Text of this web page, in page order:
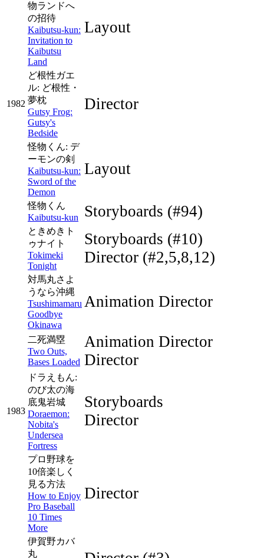
物ランドへ
の招待
Kaibutsu-kun:
Invitation to
Kaibutsu
Land
Layout
1982
ど根性ガエ
ル: ど根性・
夢枕
Gutsy Frog:
Gutsy's
Bedside
Director
怪物くん: デ
ーモンの剣
Kaibutsu-kun:
Sword of the
Demon
Layout
怪物くん
Kaibutsu-kun
Storyboards (#94)
ときめきト
ゥナイト
Tokimeki
Tonight
Storyboards (#10)
Director (#2,5,8,12)
対馬丸さよ
うなら沖縄
Tsushimamaru
Goodbye
Okinawa
Animation Director
二死満塁
Two Outs,
Bases Loaded
Animation Director
Director
1983
ドラえもん:
のび太の海
底鬼岩城
Doraemon:
Nobita's
Undersea
Fortress
Storyboards
Director
プロ野球を
10倍楽しく
見る方法
How to Enjoy
Pro Baseball
10 Times
More
Director
伊賀野カバ
丸